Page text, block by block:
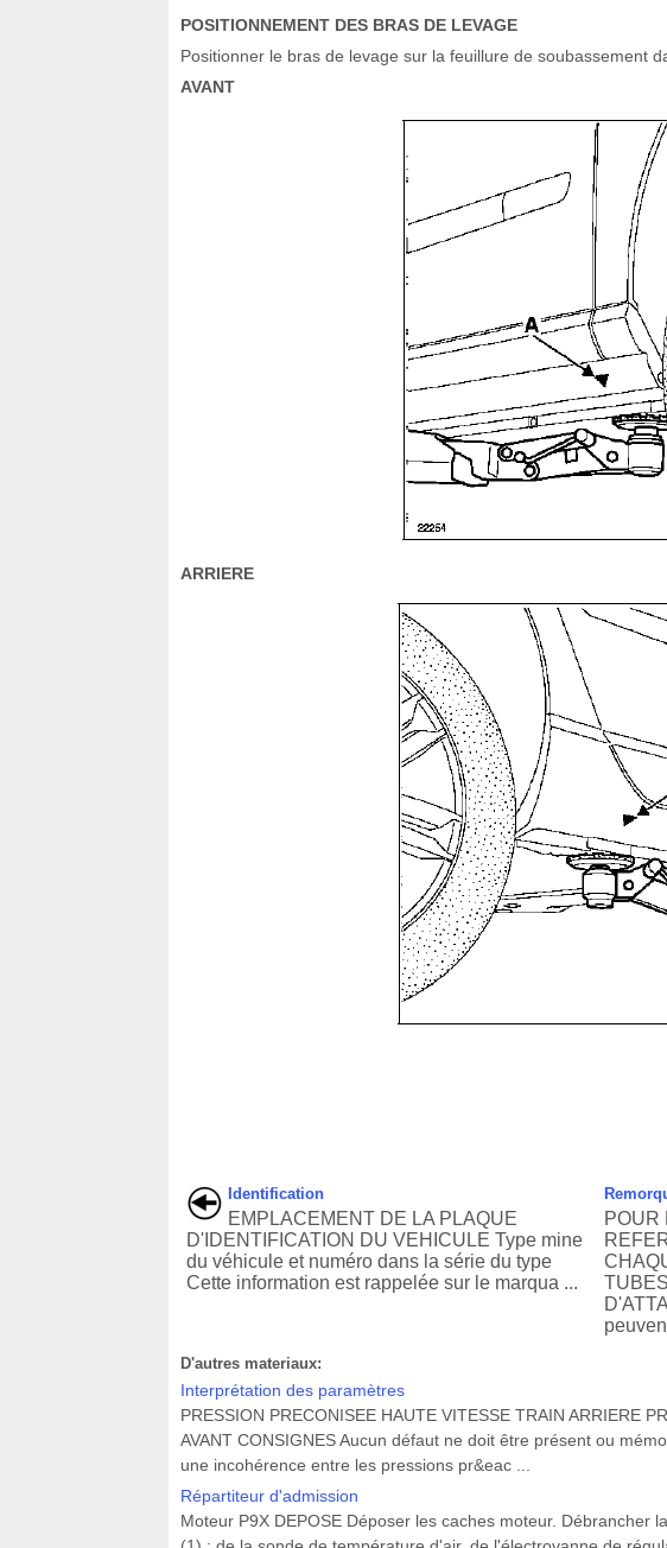
POSITIONNEMENT DES BRAS DE LEVAGE
Positionner le bras de levage sur la feuillure de soubassement
AVANT
ARRIERE
Identification
EMPLACEMENT DE LA PLAQUE
D'IDENTIFICATION DU VEHICULE Type mine
du véhicule et numéro dans la série du type
Cette information est rappelée sur le marqua ...
POUR
D'autres materiaux:
Interprétation des paramètres
PRESSION PRECONISEE HAUTE VITESSE TRAIN ARRIERE
AVANT CONSIGNES Aucun défaut ne doit être présent ou
une incohérence entre les pressions pr&eac ...
Répartiteur d'admission
Moteur P9X DEPOSE Déposer les caches moteur. Débrancher